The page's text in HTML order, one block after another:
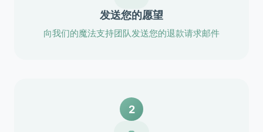
发送您的愿望
向我们的魔法支持团队发送您的退款请求邮件
2